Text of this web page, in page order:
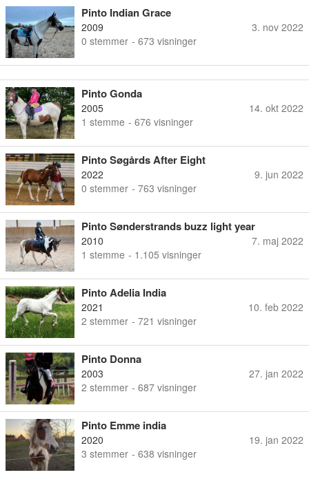
Pinto Indian Grace
2009
0 stemmer - 673 visninger
3. nov 2022
Pinto Gonda
2005
1 stemme - 676 visninger
14. okt 2022
Pinto Søgårds After Eight
2022
0 stemmer - 763 visninger
9. jun 2022
Pinto Sønderstrands buzz light year
2010
1 stemme - 1.105 visninger
7. maj 2022
Pinto Adelia India
2021
2 stemmer - 721 visninger
10. feb 2022
Pinto Donna
2003
2 stemmer - 687 visninger
27. jan 2022
Pinto Emme india
2020
3 stemmer - 638 visninger
19. jan 2022